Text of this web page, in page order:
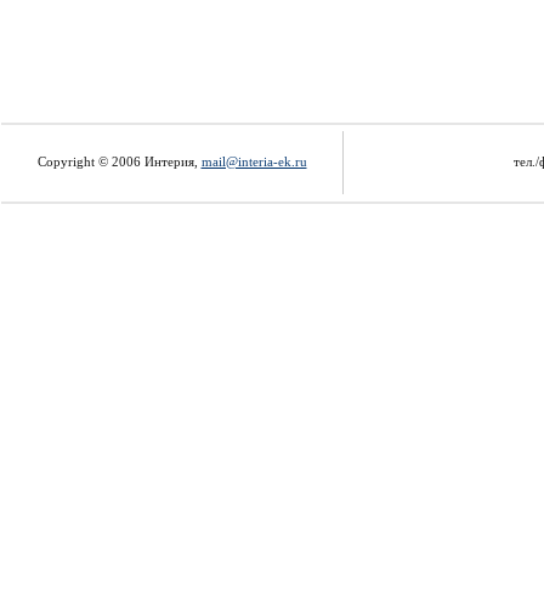
Copyright © 2006 Интерия, mail@interia-ek.ru